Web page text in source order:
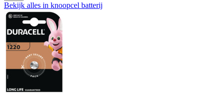
Bekijk alles in knoopcel batterij